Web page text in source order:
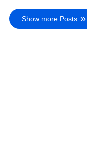
Show more Posts